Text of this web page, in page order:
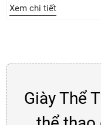
Xem chi tiết
Giày Thể